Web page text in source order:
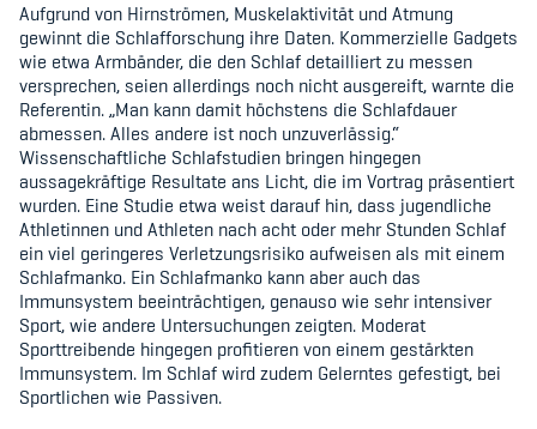
Academy
Blog
Diversität & Inklusion
Infomails
Kinderbetreuung
Krankenversicherung
Schwangerschaft & Sport
Aufgrund von Hirnströmen, Muskelaktivität und Atmung
gewinnt die Schlafforschung ihre Daten. Kommerzielle Gadgets
wie etwa Armbänder, die den Schlaf detailliert zu messen
versprechen, seien allerdings noch nicht ausgereift, warnte die
Referentin. „Man kann damit höchstens die Schlafdauer
abmessen. Alles andere ist noch unzuverlässig.“
Wissenschaftliche Schlafstudien bringen hingegen
aussagekräftige Resultate ans Licht, die im Vortrag präsentiert
wurden. Eine Studie etwa weist darauf hin, dass jugendliche
Athletinnen und Athleten nach acht oder mehr Stunden Schlaf
ein viel geringeres Verletzungsrisiko aufweisen als mit einem
Schlafmanko. Ein Schlafmanko kann aber auch das
Immunsystem beeinträchtigen, genauso wie sehr intensiver
Sport, wie andere Untersuchungen zeigten. Moderat
Sporttreibende hingegen profitieren von einem gestärkten
Immunsystem. Im Schlaf wird zudem Gelerntes gefestigt, bei
Sportlichen wie Passiven.